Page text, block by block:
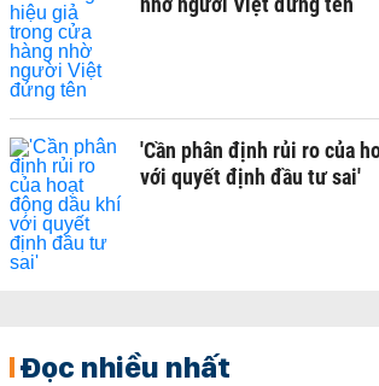
'Cần phân định rủi ro của
với quyết định đầu tư sai'
Đọc nhiều nhất